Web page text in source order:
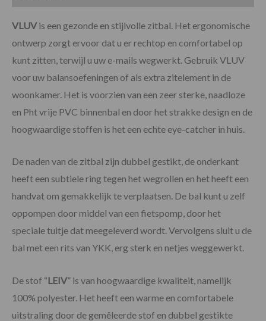
VLUVis een gezonde en stijlvolle zitbal. Het ergonomische
ontwerp zorgt ervoor dat u er rechtop en comfortabel op
kunt zitten, terwijl u uw e-mails wegwerkt. Gebruik VLUV
voor uw balansoefeningen of als extra zitelement in de
woonkamer. Het is voorzien van een zeer sterke, naadloze
en Pht vrije PVC binnenbal en door het strakke design en de
hoogwaardige stoffen is het een echte eye-catcher in huis.
De naden van de zitbal zijn dubbel gestikt, de onderkant
heeft een subtiele ring tegen het wegrollen en het heeft een
handvat om gemakkelijk te verplaatsen. De bal kunt u zelf
oppompen door middel van een fietspomp, door het
speciale tuitje dat meegeleverd wordt. Vervolgens sluit u de
bal met een rits van YKK, erg sterk en netjes weggewerkt.
De stof “LEIV” is van hoogwaardige kwaliteit, namelijk
100% polyester. Het heeft een warme en comfortabele
uitstraling door de gemêleerde stof en dubbel gestikte